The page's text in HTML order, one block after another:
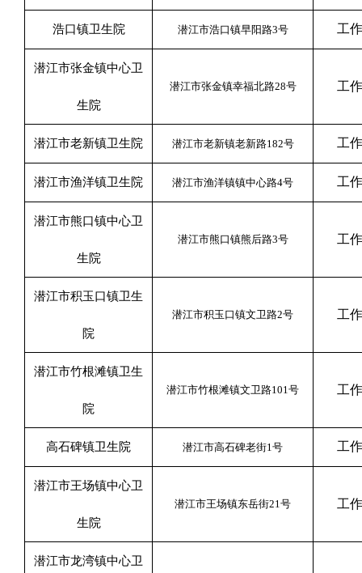
浩口镇卫生院 潜江市浩口镇早阳路3号 工
潜江市张金镇中心卫
生院
潜江市张金镇幸福北路28号 工
潜江市老新镇卫生院 潜江市老新镇老新路182号 工
潜江市渔洋镇卫生院 潜江市渔洋镇镇中心路4号 工
潜江市熊口镇中心卫
生院
潜江市熊口镇熊后路3号 工
潜江市积玉口镇卫生
院
潜江市积玉口镇文卫路2号 工
潜江市竹根滩镇卫生
院
潜江市竹根滩镇文卫路101 号 工
高石碑镇卫生院 潜江市高石碑老街1 号 工
潜江市王场镇中心卫
生院
潜江市王场镇东岳街21 号 工
潜江市龙湾镇中心卫